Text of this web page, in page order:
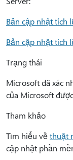
Bản cập nhật tích
Bản cập nhật tích
Trạng thái
Microsoft đã xác
của Microsoft
Tham khảo
Tìm hiểu vềthuật
cập nhật phần